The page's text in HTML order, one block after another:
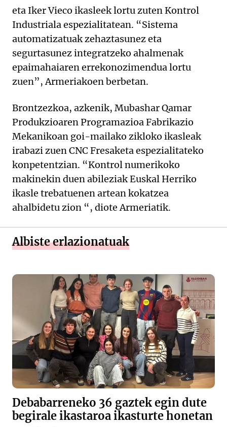
eta Iker Vieco ikasleek lortu zuten Kontrol
Industriala espezialitatean. “Sistema
automatizatuak zehaztasunez eta
segurtasunez integratzeko ahalmenak
epaimahaiaren errekonozimendua lortu
zuen”, Armeriakoen berbetan.
Brontzezkoa, azkenik, Mubashar Qamar
Produkzioaren Programazioa Fabrikazio
Mekanikoan goi-mailako zikloko ikasleak
irabazi zuen CNC Fresaketa espezialitateko
konpetentzian. “Kontrol numerikoko
makinekin duen abileziak Euskal Herriko
ikasle trebatuenen artean kokatzea
ahalbidetu zion “, diote Armeriatik.
Albiste erlazionatuak
Debabarreneko 36 gaztek egin dute
begirale ikastaroa ikasturte honetan